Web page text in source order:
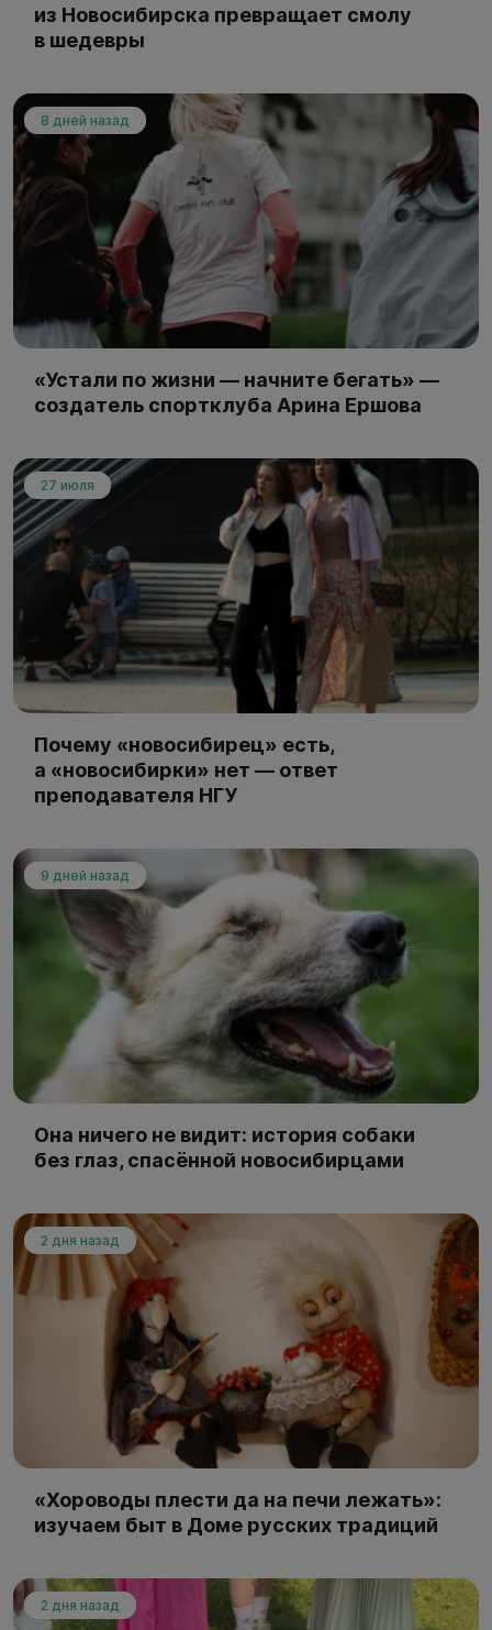
из Новосибирска превращает смолу
в шедевры
8 дней назад
«Устали по жизни — начните бегать» —
создатель спортклуба Арина Ершова
27 июля
Почему «новосибирец» есть,
а «новосибирки» нет — ответ
преподавателя НГУ
9 дней назад
Она ничего не видит: история собаки
без глаз, спасённой новосибирцами
2 дня назад
«Хороводы плести да на печи лежать»:
изучаем быт в Доме русских традиций
2 дня назад